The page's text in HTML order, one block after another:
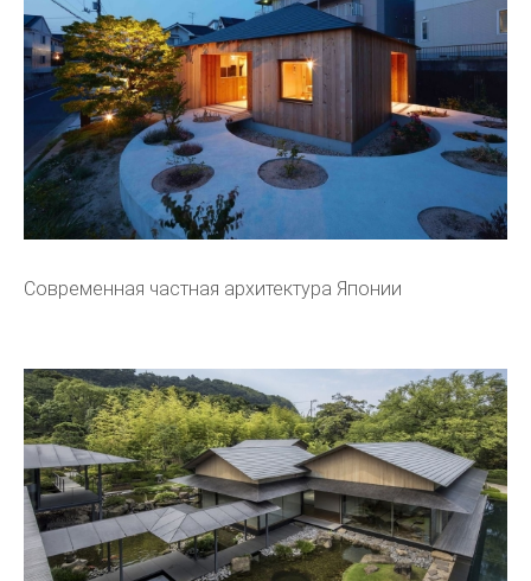
Современная частная архитектура Японии